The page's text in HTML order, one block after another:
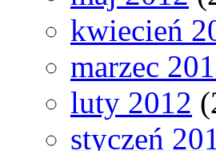
kwiecień
marzec
luty 2012
styczeń